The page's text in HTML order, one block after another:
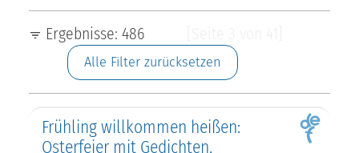
Ergebnisse: 486
Alle Filter zurücksetzen
Frühling willkommen heißen:
Osterfeier mit Gedichten,